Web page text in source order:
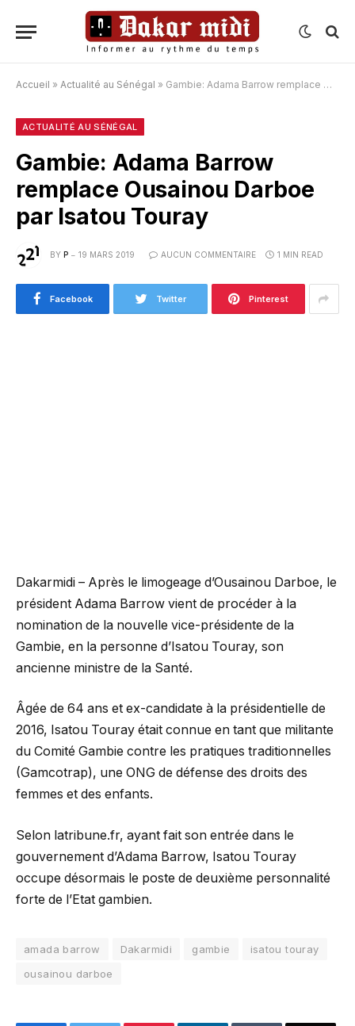
Accueil » Actualité au Sénégal » Gambie: Adama Barrow remplace Ousainou Darboe par Isatou Touray
ACTUALITÉ AU SÉNÉGAL
Gambie: Adama Barrow
remplace Ousainou Darboe
par Isatou Touray
BY P 19 MARS 2019 AUCUN COMMENTAIRE 1 MIN READ
Facebook Twitter Pinterest
Dakarmidi – Après le limogeage d’Ousainou Darboe, le
président Adama Barrow vient de procéder à la
nomination de la nouvelle vice-présidente de la
Gambie, en la personne d’Isatou Touray, son
ancienne ministre de la Santé.
Âgée de 64 ans et ex-candidate à la présidentielle de
2016, Isatou Touray était connue en tant que militante
du Comité Gambie contre les pratiques traditionnelles
(Gamcotrap), une ONG de défense des droits des
femmes et des enfants.
Selon latribune.fr, ayant fait son entrée dans le
gouvernement d’Adama Barrow, Isatou Touray
occupe désormais le poste de deuxième personnalité
forte de l’Etat gambien.
amada barrow Dakarmidi gambie
isatou touray
ousainou darboe